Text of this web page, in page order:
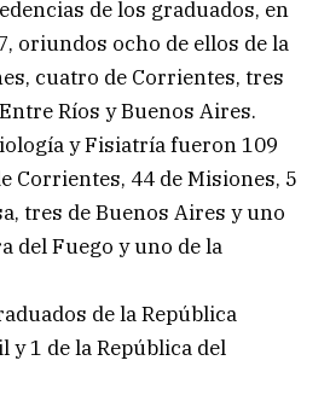
de los graduados, en
oriundos ocho de ellos de la
cuatro de Corrientes, tres
Ríos y Buenos Aires.
y Fisiatría fueron 109
Corrientes, 44 de Misiones, 5
tres de Buenos Aires y uno
del Fuego y uno de la
de la República
y 1 de la República del